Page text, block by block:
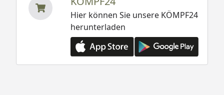
Hier können Sie unsere KÖMPF24
herunterladen